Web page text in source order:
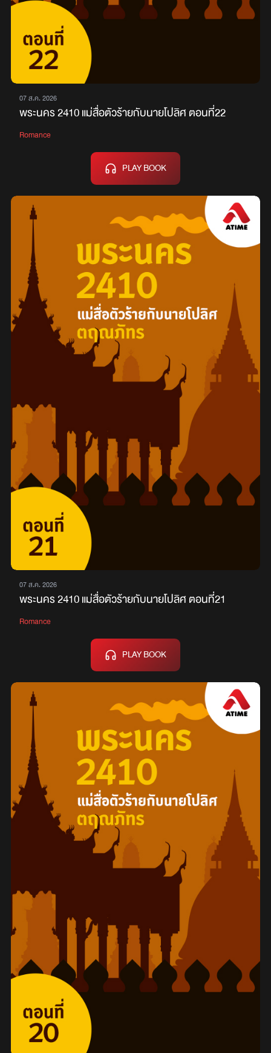
07 ส.ค. 2026
พระนคร 2410 แม่สื่อตัวร้ายกับนายโปลิศ ตอนที่22
Romance
PLAY BOOK
07 ส.ค. 2026
พระนคร 2410 แม่สื่อตัวร้ายกับนายโปลิศ ตอนที่21
Romance
PLAY BOOK